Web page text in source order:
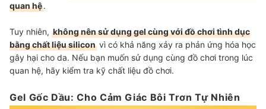
quan hệ.
Tuy nhiên, không nên sử dụng gel cùng với đồ chơi tình dục
bằng chất liệu silicon vì có khả năng xảy ra phản ứng hóa học
gây hại cho da. Nếu bạn muốn sử dụng cùng đồ chơi trong lúc
quan hệ, hãy kiểm tra kỹ chất liệu đồ chơi.
Gel Gốc Dầu: Cho Cảm Giác Bôi Trơn Tự Nhiên